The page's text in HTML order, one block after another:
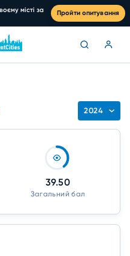
місті за
Пройти опитування
2024
39.50
Загальний бал